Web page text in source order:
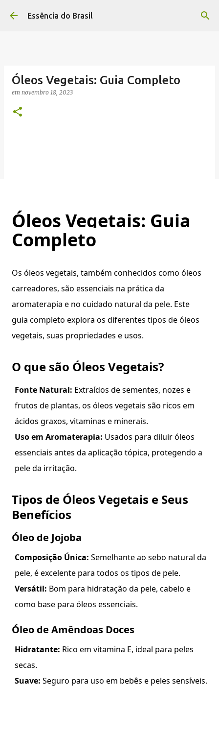
Pular para o conteúdo principal
Essência do Brasil
Óleos Vegetais: Guia Completo
em novembro 18, 2023
Óleos Vegetais: Guia
Completo
Os óleos vegetais, também conhecidos como óleos
carreadores, são essenciais na prática da
aromaterapia e no cuidado natural da pele. Este
guia completo explora os diferentes tipos de óleos
vegetais, suas propriedades e usos.
O que são Óleos Vegetais?
Fonte Natural: Extraídos de sementes, nozes e
frutos de plantas, os óleos vegetais são ricos em
ácidos graxos, vitaminas e minerais.
Uso em Aromaterapia: Usados para diluir óleos
essenciais antes da aplicação tópica, protegendo a
pele da irritação.
Tipos de Óleos Vegetais e Seus
Benefícios
Óleo de Jojoba
Composição Única: Semelhante ao sebo natural da
pele, é excelente para todos os tipos de pele.
Versátil: Bom para hidratação da pele, cabelo e
como base para óleos essenciais.
Óleo de Amêndoas Doces
Hidratante: Rico em vitamina E, ideal para peles
secas.
Suave: Seguro para uso em bebês e peles sensíveis.